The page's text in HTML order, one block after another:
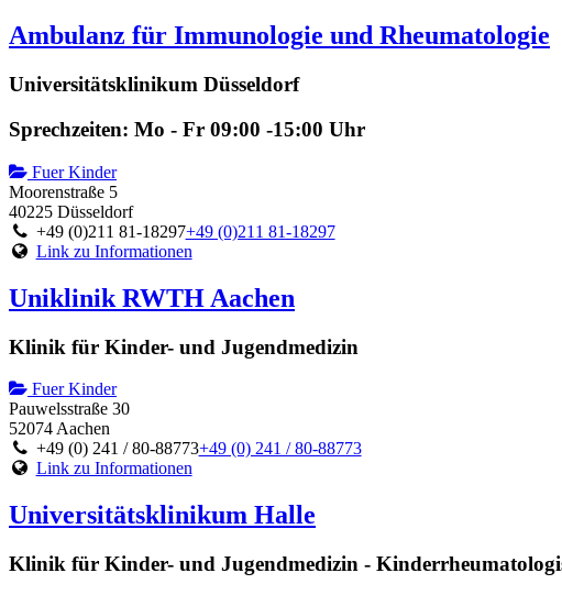
Ambulanz für Immunologie und Rheumatologie
Universitätsklinikum Düsseldorf
Sprechzeiten: Mo - Fr 09:00 -15:00 Uhr
Fuer Kinder
Moorenstraße 5
40225 Düsseldorf
+49 (0)211 81-18297+49 (0)211 81-18297
Link zu Informationen
Uniklinik RWTH Aachen
Klinik für Kinder- und Jugendmedizin
Fuer Kinder
Pauwelsstraße 30
52074 Aachen
+49 (0) 241 / 80-88773+49 (0) 241 / 80-88773
Link zu Informationen
Universitätsklinikum Halle
Klinik für Kinder- und Jugendmedizin -